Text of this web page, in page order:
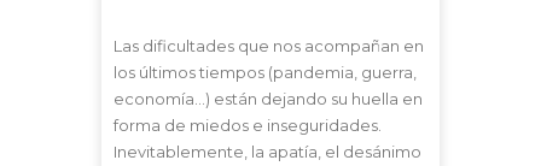
Las dificultades que nos acompañan en
los últimos tiempos (pandemia, guerra,
economía…) están dejando su huella en
forma de miedos e inseguridades.
Inevitablemente, la apatía, el desánimo